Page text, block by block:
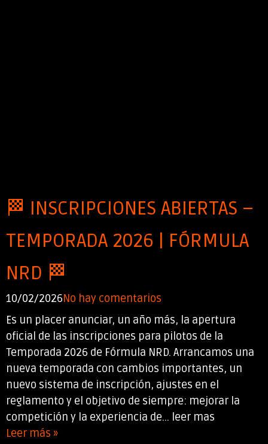
🏁 INSCRIPCIONES ABIERTAS –
TEMPORADA 2026 | FÓRMULA
NRD 🏁
10/02/2026No hay comentarios
Es un placer anunciar, un año más, la apertura
oficial de las inscripciones para pilotos de la
Temporada 2026 de Fórmula NRD. Arrancamos una
nueva temporada con cambios importantes, un
nuevo sistema de inscripción, ajustes en el
reglamento y el objetivo de siempre: mejorar la
competición y la experiencia de... leer mas
Leer más »